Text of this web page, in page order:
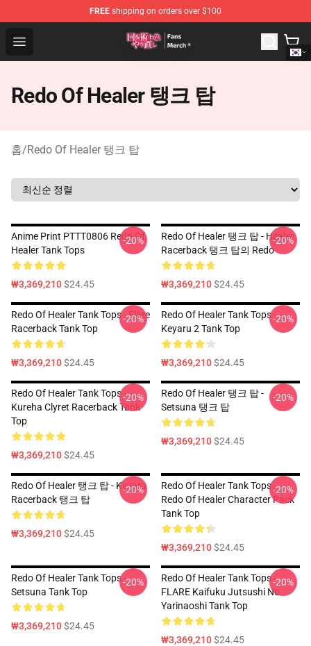
FREE shipping on orders over $100
Open menu
Redo Of Healer Store - Official Redo Of Healer
Redo Of Healer 탱크 탑
홈/Redo Of Healer 탱크 탑
Anime Print PTTT0806 Redo Of
Healer Tank Tops
₩3,369,210$24.45
-20%
Redo Of Healer 탱크 탑 - Healer
Racerback 탱크 탑의 Redo
₩3,369,210$24.45
-20%
Redo Of Healer Tank Tops - Flare
Racerback Tank Top
₩3,369,210$24.45
-20%
Redo Of Healer Tank Tops -
Keyaru 2 Tank Top
₩3,369,210$24.45
-20%
Redo Of Healer Tank Tops -
Kureha Clyret Racerback Tank
Top
₩3,369,210$24.45
-20%
Redo Of Healer 탱크 탑 -
Setsuna 탱크 탑
₩3,369,210$24.45
-20%
Redo Of Healer 탱크 탑 - Keyaru
Racerback 탱크 탑
₩3,369,210$24.45
-20%
Redo Of Healer Tank Tops -
Redo Of Healer Character Pack
Tank Top
₩3,369,210$24.45
-20%
Redo Of Healer Tank Tops -
Setsuna Tank Top
₩3,369,210$24.45
-20%
Redo Of Healer Tank Tops -
FLARE Kaifuku Jutsushi No
Yarinaoshi Tank Top
₩3,369,210$24.45
-20%